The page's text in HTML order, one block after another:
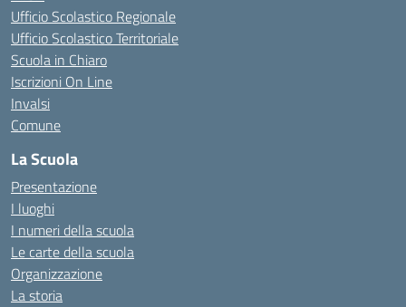
Ufficio Scolastico Regionale
Ufficio Scolastico Territoriale
Scuola in Chiaro
Iscrizioni On Line
Invalsi
Comune
La Scuola
Presentazione
I luoghi
I numeri della scuola
Le carte della scuola
Organizzazione
La storia